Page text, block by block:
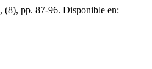
, (8), pp. 87-96. Disponible en: